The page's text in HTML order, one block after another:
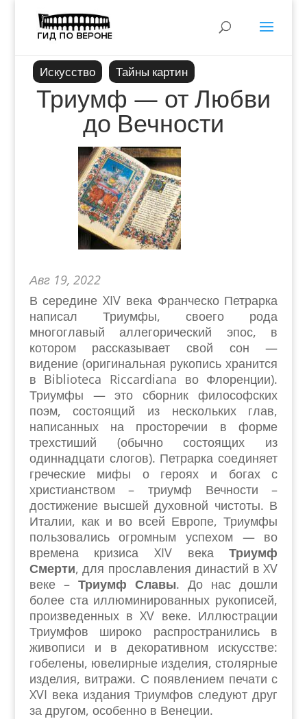
Искусство Тайны картин
Триумф — от Любви
до Вечности
Авг 19, 2022
В середине XIV века Франческо Петрарка
написал Триумфы, своего рода
многоглавый аллегорический эпос, в
котором рассказывает свой сон —
видение (оригинальная рукопись хранится
в Biblioteca Riccardiana во Флоренции).
Триумфы — это сборник философских
поэм, состоящий из нескольких глав,
написанных на просторечии в форме
трехстиший (обычно состоящих из
одиннадцати слогов). Петрарка соединяет
греческие мифы о героях и богах с
христианством – триумф Вечности –
достижение высшей духовной чистоты. В
Италии, как и во всей Европе, Триумфы
пользовались огромным успехом — во
времена кризиса XIV векаТриумф
Смерти, для прославления династий в XV
веке – Триумф Славы. До нас дошли
более ста иллюминированных рукописей,
произведенных в XV веке. Иллюстрации
Триумфов широко распространились в
живописи и в декоративном искусстве:
гобелены, ювелирные изделия, столярные
изделия, витражи. С появлением печати с
XVI века издания Триумфов следуют друг
за другом, особенно в Венеции.